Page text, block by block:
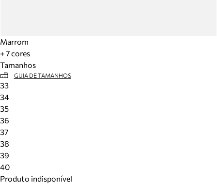
Marrom
+ 7 cores
Tamanhos
GUIA DE TAMANHOS
33
34
35
36
37
38
39
40
Produto indisponível